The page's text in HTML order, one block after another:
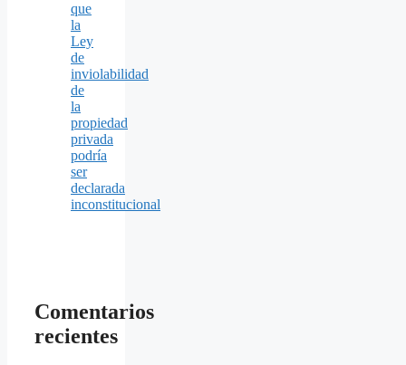
que
la
Ley
de
inviolabilidad
de
la
propiedad
privada
podría
ser
declarada
inconstitucional
Comentarios
recientes